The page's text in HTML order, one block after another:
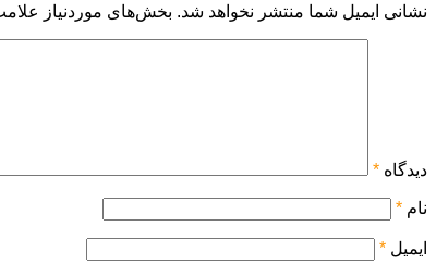
نشانی ایمیل شما منتشر نخواهد شد. بخش‌های موردنیاز
دیدگاه *
نام *
ایمیل *